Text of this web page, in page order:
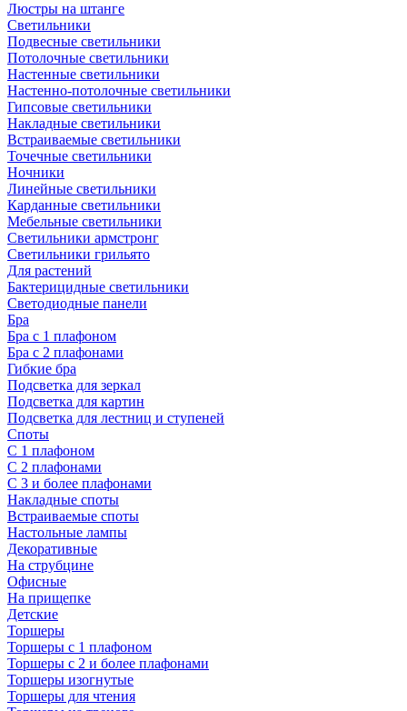
Люстры на штанге
Светильники
Подвесные светильники
Потолочные светильники
Настенные светильники
Настенно-потолочные светильники
Гипсовые светильники
Накладные светильники
Встраиваемые светильники
Точечные светильники
Ночники
Линейные светильники
Карданные светильники
Мебельные светильники
Светильники армстронг
Светильники грильято
Для растений
Бактерицидные светильники
Светодиодные панели
Бра
Бра с 1 плафоном
Бра с 2 плафонами
Гибкие бра
Подсветка для зеркал
Подсветка для картин
Подсветка для лестниц и ступеней
Споты
С 1 плафоном
С 2 плафонами
С 3 и более плафонами
Накладные споты
Встраиваемые споты
Настольные лампы
Декоративные
На струбцине
Офисные
На прищепке
Детские
Торшеры
Торшеры с 1 плафоном
Торшеры с 2 и более плафонами
Торшеры изогнутые
Торшеры для чтения